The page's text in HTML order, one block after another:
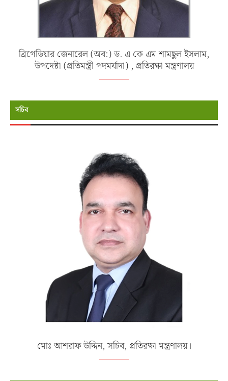
ব্রিগেডিয়ার জেনারেল (অব:) ড. এ কে এম শামছুল ইসলাম,
উপদেষ্টা (প্রতিমন্ত্রী পদমর্যাদা) , প্রতিরক্ষা মন্ত্রণালয়
সচিব
মোঃ আশরাফ উদ্দিন, সচিব, প্রতিরক্ষা মন্ত্রণালয়।